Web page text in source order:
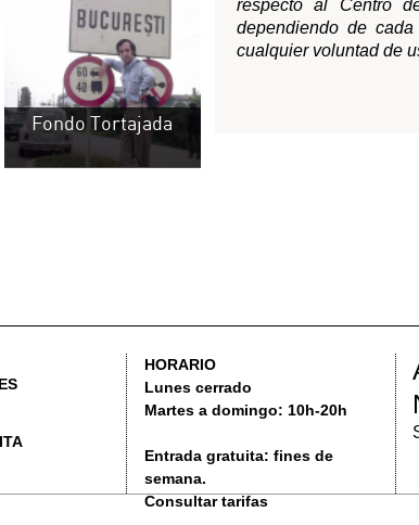
HORARIO
Lunes cerrado
Martes a domingo: 10h-20h
Entrada gratuita: fines de
semana.
Consultar tarifas
Apuntate a nuestro
Newsletter
Subscribirse
ADVERTENCIAS LEGALES POLÍTICA DE PRIVACIDAD